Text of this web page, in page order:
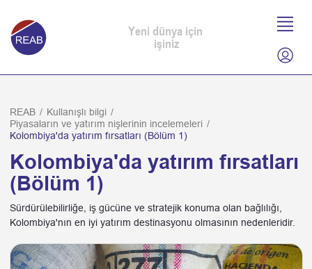
Yeni dünya için
işiniz
REAB / Kullanışlı bilgi /
Piyasaların ve yatırım nişlerinin incelemeleri /
Kolombiya'da yatırım fırsatları (Bölüm 1)
Kolombiya'da yatırım fırsatları
(Bölüm 1)
Sürdürülebilirliğe, iş gücüne ve stratejik konuma olan bağlılığı,
Kolombiya'nın en iyi yatırım destinasyonu olmasının nedenleridir.